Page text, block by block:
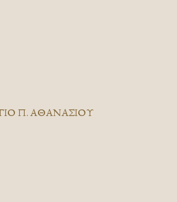
Π. ΑΘΑΝΑΣΙΟΥ